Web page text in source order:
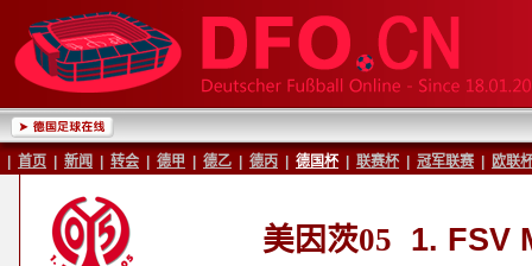
首页 新闻 转会 德甲 德乙 德丙 德国杯 联赛杯 冠军联赛 欧联
美因茨05 1. FSV